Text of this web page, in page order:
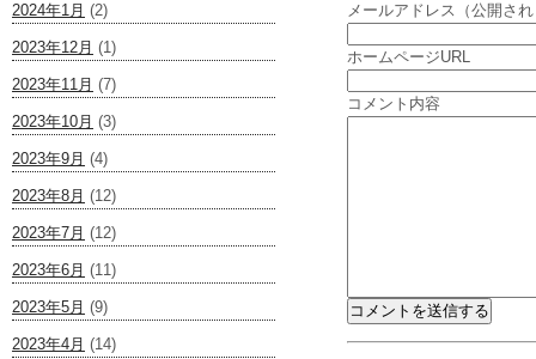
2024年1月 (2)
2023年12月 (1)
2023年11月 (7)
2023年10月 (3)
2023年9月 (4)
2023年8月 (12)
2023年7月 (12)
2023年6月 (11)
2023年5月 (9)
2023年4月 (14)
メールアドレス（公開さ
ホームページURL
コメント内容